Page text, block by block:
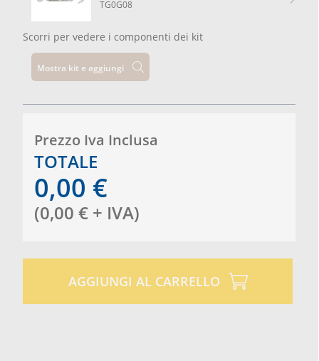
TG0G08
Scorri per vedere i componenti dei kit
Mostra kit e aggiungi
Prezzo Iva Inclusa
TOTALE
0,00 €
(0,00 € + IVA)
AGGIUNGI AL CARRELLO